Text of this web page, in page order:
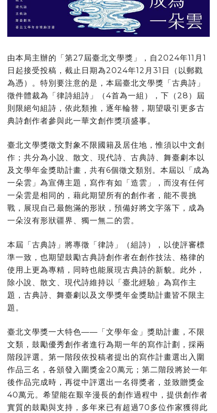
由本局主辦的「第27屆臺北文學獎」，自2024年11月1
日起接受投稿，截止日期為2024年12月31日（以郵戳
為憑）。特別要注意的是，本屆臺北文學獎「古典詩」
徵件體裁為「律詩組詩」（4首為一組），下（28）屆
則限絕句組詩，依此類推，逐年輪替，期望吸引更多古
典詩創作者參與此一華文創作獎項盛事。
臺北文學獎徵文對象不限國籍及居住地，惟須以中文創
作；共分為小說、散文、現代詩、古典詩、舞臺劇本以
及文學年金獎助計畫，共有6個徵文類別。本屆以「成為
一朵雲」為宣傳主題，寫作有如「造雲」，而沒有任何
一朵雲是相同的，藉此期望所有的創作者，能不畏挑
戰，展現自己最飽滿的形狀，預備好將文字落下，成為
一朵沒有形狀疆界、獨一無二的雲。
本屆「古典詩」將專徵「律詩」（組詩），以使評審標
準一致，也期望鼓勵古典詩創作者在創作技法、格律的
使用上更為專精，同時也能展現古典詩的新貌。此外，
除小說、散文、現代詩維持以「臺北經驗」為寫作主
題，古典詩、舞臺劇以及文學獎年金獎助計畫皆不限主
題。
臺北文學獎一大特色——「文學年金」獎助計畫，不限
文類，鼓勵優秀創作者進行為期一年的寫作計劃，採兩
階段評選。第一階段依投稿者提出的寫作計畫選出入圍
作品三名，各頒發入圍獎金20萬元；第二階段將於一年
後作品完成時，再從中評選出一名得獎者，並致贈獎金
40萬元。希望能在艱辛漫長的創作過程中，提供創作者
實質的鼓勵與支持，多年來已有超過70多位作家獲得此